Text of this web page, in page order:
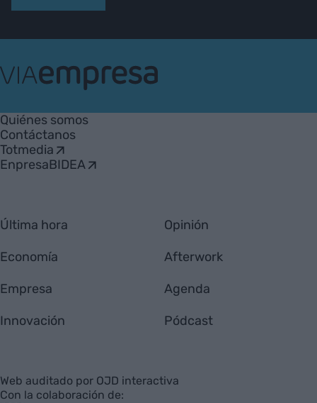
Empresa
Quiénes somos
Contáctanos
Totmedia
EnpresaBIDEA
Última hora
Economía
Empresa
Innovación
Opinión
Afterwork
Agenda
Pódcast
Web auditado por OJD interactiva
Con la colaboración de: